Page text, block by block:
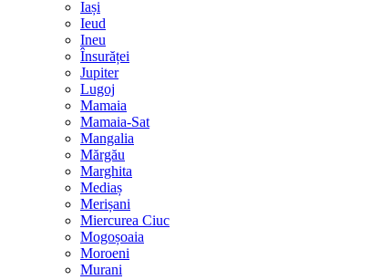
Iași
Ieud
Ineu
Însurăței
Jupiter
Lugoj
Mamaia
Mamaia-Sat
Mangalia
Mărgău
Marghita
Mediaș
Merișani
Miercurea Ciuc
Mogoșoaia
Moroeni
Murani